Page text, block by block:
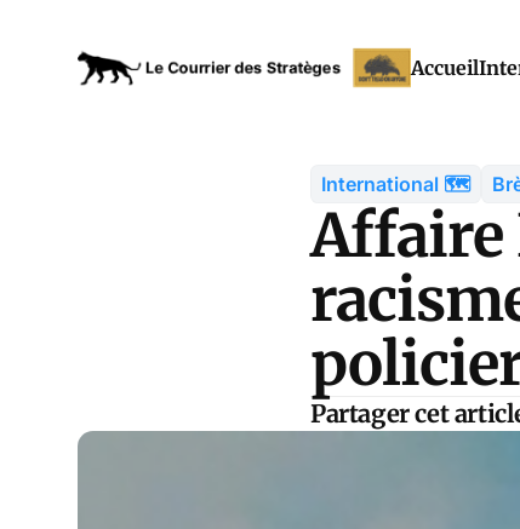
Accueil
International 🗺️
Affaire
Partager cet